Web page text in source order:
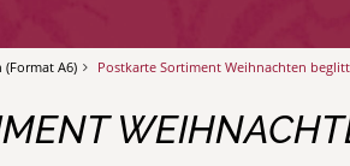
A6) Postkarte Sortiment Weihnachten